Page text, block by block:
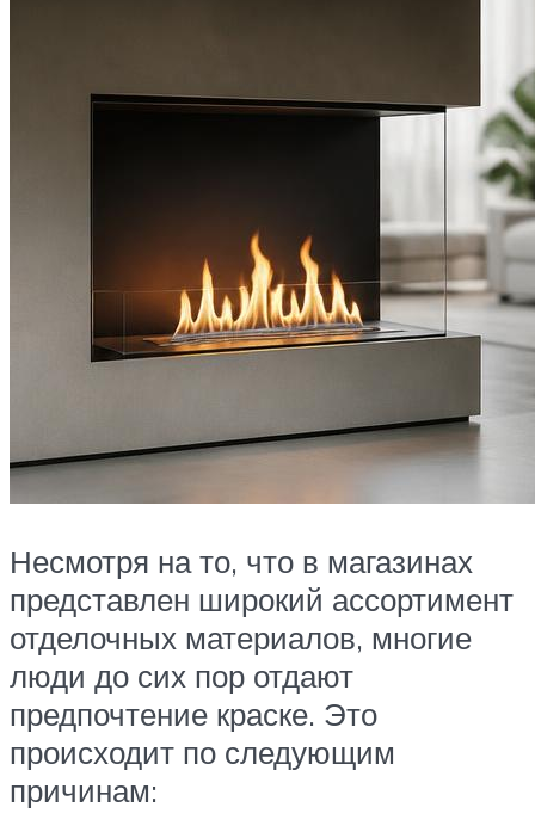
Несмотря на то, что в магазинах
представлен широкий ассортимент
отделочных материалов, многие
люди до сих пор отдают
предпочтение краске. Это
происходит по следующим
причинам: